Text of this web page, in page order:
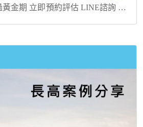
黃金期 立即預約評估 LINE諮詢 為